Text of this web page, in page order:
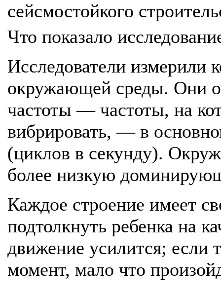
сейсмостойкого
Что показало
Исследователи измерили
окружающей среды. Они
частоты — частоты, на
вибрировать, — в
(циклов в секунду).
более низкую
Каждое строение имеет
подтолкнуть ребенка на
движение усилится; если
момент, мало что